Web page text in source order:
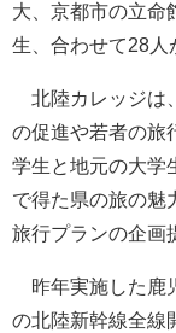
大、京都市の立命
生、合わせて28人
北陸カレッジは
の促進や若者の旅
学生と地元の大学
で得た県の旅の魅
旅行プランの企画
昨年実施した鹿
の北陸新幹線全線